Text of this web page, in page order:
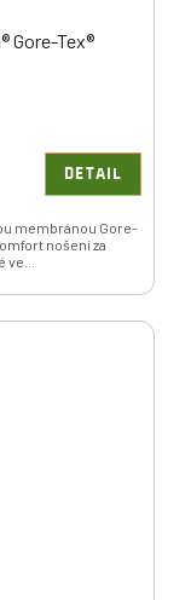
Gore-Tex®
DETAIL
membránou Gore-
nošení za